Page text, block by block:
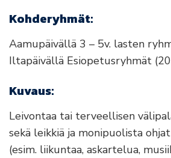
Kohderyhmät:
Aamupäivällä 3 – 5v. lasten
Iltapäivällä Esiopetusryhmät
Kuvaus:
Leivontaa tai terveellisen
sekä leikkiä ja monipuolista
(esim. liikuntaa, askartelua,